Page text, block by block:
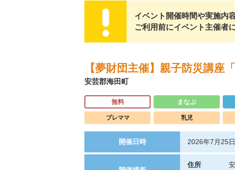
イベント開催時間や実施内
ご利用前にイベント主催者
【夢財団主催】親子防災講座
安芸郡海田町
無料 まなぶ
プレママ 乳児
開催日時 2026年7月25
住所